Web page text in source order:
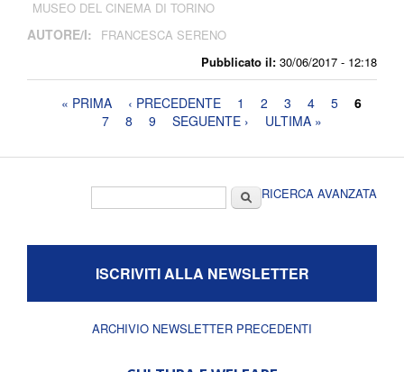
Pubblicato il: 30/06/2017 - 12:18
MUSEO DEL CINEMA DI TORINO
AUTORE/I: FRANCESCA SERENO
Pagine« PRIMA ‹ PRECEDENTE 1 2 3 4 5
6
7
8 9 SEGUENTE › ULTIMA »
CercaRICERCA AVANZATA
ISCRIVITI ALLA NEWSLETTER
ARCHIVIO NEWSLETTER PRECEDENTI